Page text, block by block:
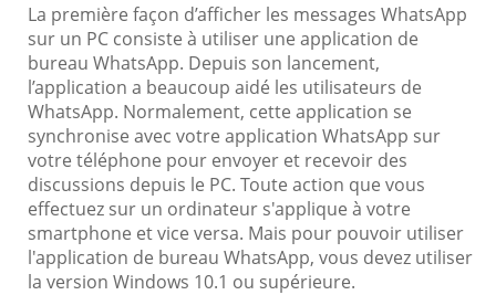
La première façon d’afficher les messages WhatsApp
sur un PC consiste à utiliser une application de
bureau WhatsApp. Depuis son lancement,
l’application a beaucoup aidé les utilisateurs de
WhatsApp. Normalement, cette application se
synchronise avec votre application WhatsApp sur
votre téléphone pour envoyer et recevoir des
discussions depuis le PC. Toute action que vous
effectuez sur un ordinateur s'applique à votre
smartphone et vice versa. Mais pour pouvoir utiliser
l'application de bureau WhatsApp, vous devez utiliser
la version Windows 10.1 ou supérieure.